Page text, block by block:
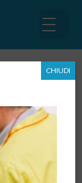
CHIUDI